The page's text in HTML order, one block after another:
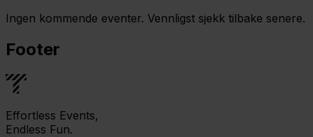
Ingen kommende eventer. Vennligst sjekk tilbake senere.
Footer
Effortless Events,
Endless Fun.